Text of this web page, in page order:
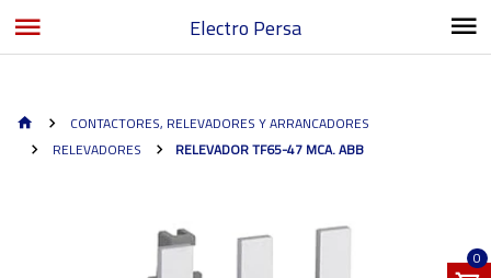
Electro Persa
0
CONTACTORES, RELEVADORES Y ARRANCADORES
RELEVADORES
RELEVADOR TF65-47 MCA. ABB